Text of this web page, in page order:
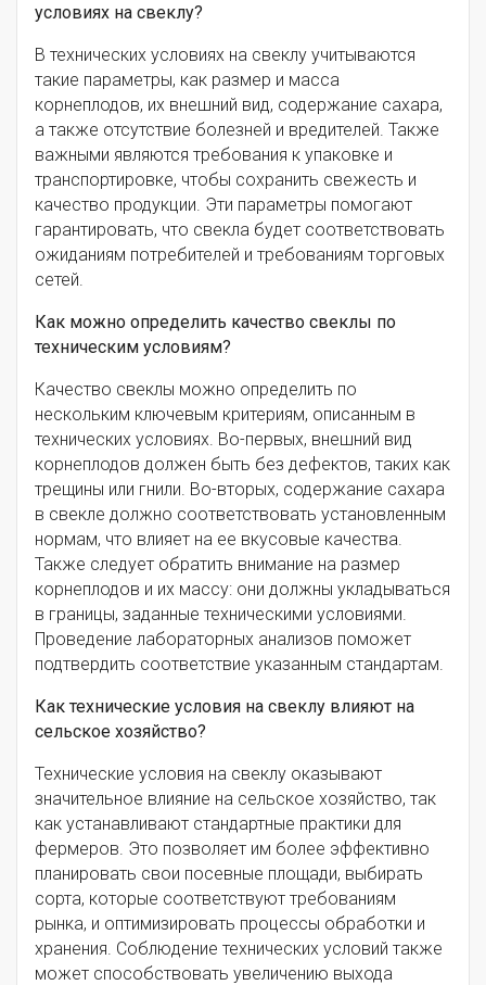
условиях на свеклу?
В технических условиях на свеклу учитываются
такие параметры, как размер и масса
корнеплодов, их внешний вид, содержание сахара,
а также отсутствие болезней и вредителей. Также
важными являются требования к упаковке и
транспортировке, чтобы сохранить свежесть и
качество продукции. Эти параметры помогают
гарантировать, что свекла будет соответствовать
ожиданиям потребителей и требованиям торговых
сетей.
Как можно определить качество свеклы по
техническим условиям?
Качество свеклы можно определить по
нескольким ключевым критериям, описанным в
технических условиях. Во-первых, внешний вид
корнеплодов должен быть без дефектов, таких как
трещины или гнили. Во-вторых, содержание сахара
в свекле должно соответствовать установленным
нормам, что влияет на ее вкусовые качества.
Также следует обратить внимание на размер
корнеплодов и их массу: они должны укладываться
в границы, заданные техническими условиями.
Проведение лабораторных анализов поможет
подтвердить соответствие указанным стандартам.
Как технические условия на свеклу влияют на
сельское хозяйство?
Технические условия на свеклу оказывают
значительное влияние на сельское хозяйство, так
как устанавливают стандартные практики для
фермеров. Это позволяет им более эффективно
планировать свои посевные площади, выбирать
сорта, которые соответствуют требованиям
рынка, и оптимизировать процессы обработки и
хранения. Соблюдение технических условий также
может способствовать увеличению выхода